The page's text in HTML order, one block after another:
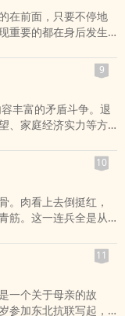
受的同时，还可以从
守护者的职责和命运
朝中权贵下至秦淮汩
七世纪中叶尖锐复杂
腐朽走向哀败孕育新
历史人物生活情怀，
腻传神、绘声绘色、
在前面，只要不停地
重要的都在身后发生
一片空白。对过去，
何偶然，都是必须经
个以上的选择。文化
，死，吃了便被它塑
传而不必再通过教育
里游泳，无边浪涛挥
岸，有从树上刚下来
的头脑。关于这些
代的见证。活下去，
这大概是一个写作者
9
丰富的矛盾斗争。退
、家庭经济实力等方
的普通乡民王才。但
极参与经济变革，不
。虽然，韩玄子想方
的发展，而最终陷入
而且，这一新旧替代
短一个月的时间。小
的结局安排，充分显
际关系，对农民观念
令人惊叹的变化。
10
。肉看上去倒挺红，
筋。这一连兵全是从
里不存啥油水，大家
肉就是炖得有味儿。
常了，不能显得太下
，人人不把肉吃完，
屋的人，就排长把肉
八岁，把我们从家乡
11
一个关于母亲的故
参加东北抗联写起，